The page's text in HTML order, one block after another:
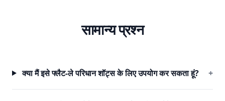
सामान्य प्रश्न
क्या मैं इसे फ्लैट-ले परिधान शॉट्स के लिए उपयोग कर सकता हूं? +